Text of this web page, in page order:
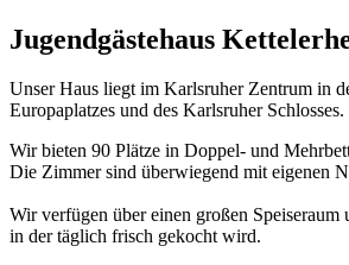
Jugendgästehaus
Unser Haus liegt im Karlsruher Zentrum in
Europaplatzes und des Karlsruher Schlosses.
Wir bieten 90 Plätze in Doppel- und
Die Zimmer sind überwiegend mit eigenen
Wir verfügen über einen großen Speiseraum
in der täglich frisch gekocht wird.